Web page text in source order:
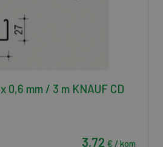
0,6 mm / 3 m KNAUF CD
3,72 € / kom